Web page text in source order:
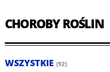
CHOROBY ROŚLIN
WSZYSTKIE (92)